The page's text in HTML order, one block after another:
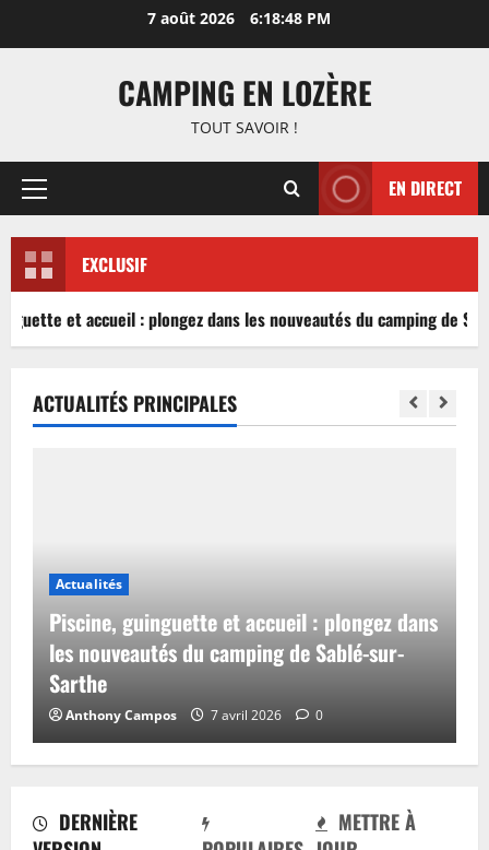
7 août 2026 6:18:48 PM
CAMPING EN LOZÈRE
TOUT SAVOIR !
Menu
EN DIRECT
EXCLUSIF
et accueil : plongez dans les nouveautés du camping de
DERNIÈRE
METTRE À
ACTUALITÉS PRINCIPALES
Actualités
Piscine, guinguette et accueil : plongez dans
les nouveautés du camping de Sablé-sur-
Sarthe
Anthony Campos 7 avril 2026 0